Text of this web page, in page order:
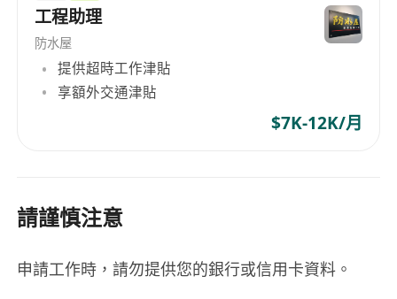
工程助理
防水屋
提供超時工作津貼
享額外交通津貼
$7K-12K/月
請謹慎注意
申請工作時，請勿提供您的銀行或信用卡資料。